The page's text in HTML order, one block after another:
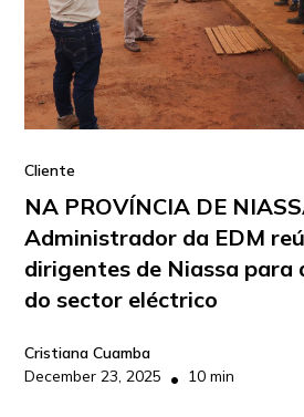
Cliente
NA PROVÍNCIA DE
Administrador da EDM
dirigentes de Niassa para
do sector eléctrico
Cristiana Cuamba
December 23, 2025 • 10 min